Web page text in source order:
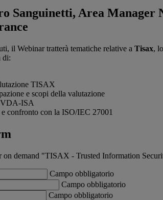
Sanguinetti, Area Manager
il Webinar tratterà tematiche relative a Tisax,
di:
TISAX
e scopi della valutazione
VDA-ISA
confronto con la ISO/IEC 27001
on demand "TISAX - Trusted Information
Campo obbligatorio
Campo obbligatorio
Campo obbligatorio